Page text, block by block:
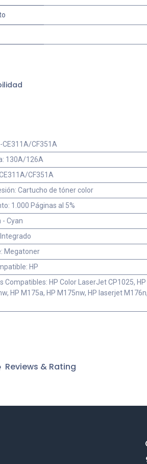
CE311A/CF351A
: 130A/126A
CF351A
:Cartucho de tóner color
: 1.000 Páginas al 5%
- Cyan
: Megatoner
: HP
Compatibles: HP Color LaserJet CP1025,
HP M175a, HP M175nw, HP laserjet
Reviews & Rating